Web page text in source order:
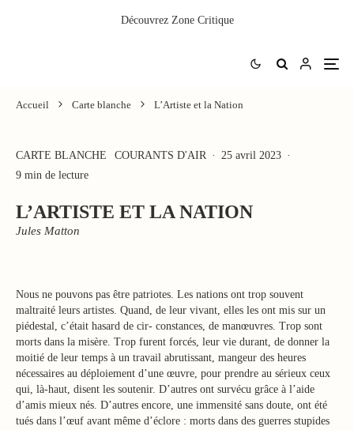
Découvrez Zone Critique
Accueil Carte blanche L’Artiste et la Nation
CARTE BLANCHE COURANTS D'AIR · 25 avril 2023 ·
9 min de lecture
L’ARTISTE ET LA NATION
Jules Matton
Nous ne pouvons pas être patriotes. Les nations ont trop souvent
maltraité leurs artistes. Quand, de leur vivant, elles les ont mis sur un
piédestal, c’était hasard de cir- constances, de manœuvres. Trop sont
morts dans la misère. Trop furent forcés, leur vie durant, de donner la
moitié de leur temps à un travail abrutissant, mangeur des heures
nécessaires au déploiement d’une œuvre, pour prendre au sérieux ceux
qui, là-haut, disent les soutenir. D’autres ont survécu grâce à l’aide
d’amis mieux nés. D’autres encore, une immensité sans doute, ont été
tués dans l’œuf avant même d’éclore : morts dans des guerres stupides